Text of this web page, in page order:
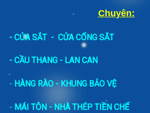
Chuyên:
- CỬA SẮT- CỬA CỔNG SẮT
- CẦU THANG - LAN CAN
- HÀNG RÀO - KHUNG BẢO VỆ
- MÁI TÔN - NHÀ THÉP TIỀN CHẾ